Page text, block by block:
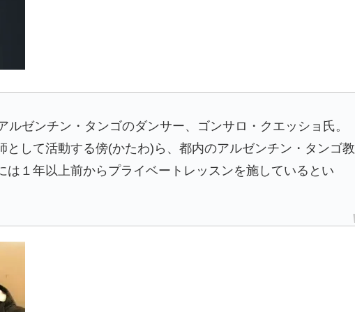
ルゼンチン・タンゴのダンサー、ゴンサロ・クエッショ氏。
として活動する傍(かたわ)ら、都内のアルゼンチン・タンゴ教
は１年以上前からプライベートレッスンを施しているとい